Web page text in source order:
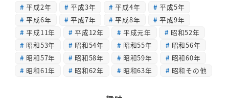
平成2年 平成3年 平成4年
平成5年
平成6年
平成7年 平成8年
平成9年
平成11年
平成12年 平成元年
昭和52年
昭和53年
昭和54年 昭和55年
昭和56年
昭和57年
昭和58年 昭和59年
昭和60年
昭和61年
昭和62年 昭和63年 昭和その他